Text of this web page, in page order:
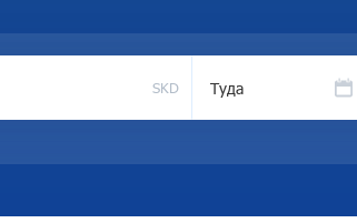
SKD Туда